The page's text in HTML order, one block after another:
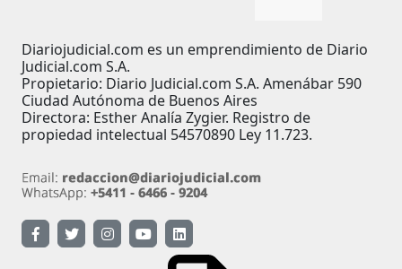
Diariojudicial.com es un emprendimiento de Diario
Judicial.com S.A.
Propietario: Diario Judicial.com S.A. Amenábar 590
Ciudad Autónoma de Buenos Aires
Directora: Esther Analía Zygier. Registro de
propiedad intelectual 54570890 Ley 11.723.